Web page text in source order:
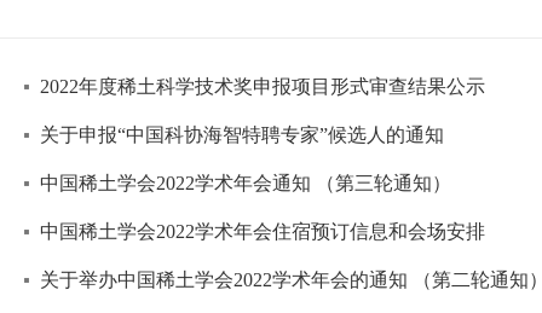
2022年度稀土科学技术奖申报项目形式审查结果公示
关于申报“中国科协海智特聘专家”候选人的通知
中国稀土学会2022学术年会通知 （第三轮通知）
中国稀土学会2022学术年会住宿预订信息和会场安排
关于举办中国稀土学会2022学术年会的通知 （第二轮通知